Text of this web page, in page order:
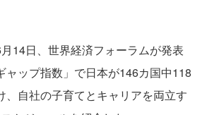
14日、世界経済フォーラムが発表
ャップ指数」で日本が146カ国中118
、自社の子育てとキャリアを両立す